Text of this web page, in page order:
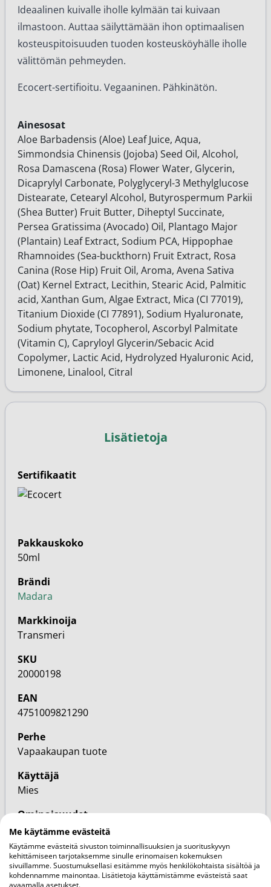
Ideaalinen kuivalle iholle kylmään tai kuivaan
ilmastoon. Auttaa säilyttämään ihon optimaalisen
kosteuspitoisuuden tuoden kosteusköyhälle iholle
välittömän pehmeyden.
Ecocert-sertifioitu. Vegaaninen. Pähkinätön.
Ainesosat
Aloe Barbadensis (Aloe) Leaf Juice, Aqua,
Simmondsia Chinensis (Jojoba) Seed Oil, Alcohol,
Rosa Damascena (Rosa) Flower Water, Glycerin,
Dicaprylyl Carbonate, Polyglyceryl-3 Methylglucose
Distearate, Cetearyl Alcohol, Butyrospermum Parkii
(Shea Butter) Fruit Butter, Diheptyl Succinate,
Persea Gratissima (Avocado) Oil, Plantago Major
(Plantain) Leaf Extract, Sodium PCA, Hippophae
Rhamnoides (Sea-buckthorn) Fruit Extract, Rosa
Canina (Rose Hip) Fruit Oil, Aroma, Avena Sativa
(Oat) Kernel Extract, Lecithin, Stearic Acid, Palmitic
acid, Xanthan Gum, Algae Extract, Mica (CI 77019),
Titanium Dioxide (CI 77891), Sodium Hyaluronate,
Sodium phytate, Tocopherol, Ascorbyl Palmitate
(Vitamin C), Capryloyl Glycerin/Sebacic Acid
Copolymer, Lactic Acid, Hydrolyzed Hyaluronic Acid,
Limonene, Linalool, Citral
Lisätietoja
Sertifikaatit
Pakkauskoko
50ml
Brändi
Madara
Markkinoija
Transmeri
SKU
20000198
EAN
4751009821290
Perhe
Vapaakaupan tuote
Käyttäjä
Mies
Ominaisuudet
Vegaaninen, Herkkä iho, Luonnonkosmetiikka,
Kuiva iho
Kategoriat
Anti-age päivävoiteet
Me käytämme evästeitä
Käytämme evästeitä sivuston toiminnallisuuksien ja suorituskyvyn
kehittämiseen tarjotaksemme sinulle erinomaisen kokemuksen
sivuillamme. Suostumuksellasi esitämme myös henkilökohtaista sisältöä ja
kohdennamme mainontaa. Lisätietoja käyttämistämme evästeistä saat
avaamalla asetukset.